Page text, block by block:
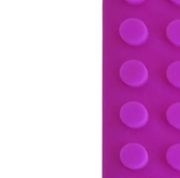
Скидка за отзыв
на Яндекс.Маркете
Оставьте отзыв
через систему
указанием
и получите купон